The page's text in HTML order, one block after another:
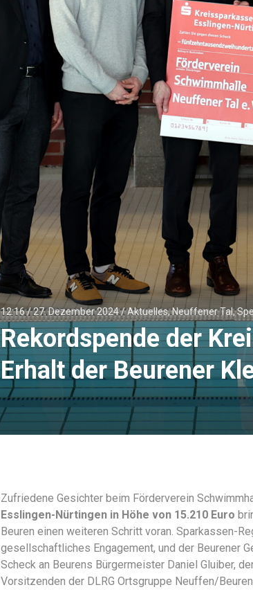
12:16 /27. Dezember 2024/Aktuelles,Neuffener Tal,
Rekordspende der
Erhalt der Beurener
Zufriedene Gesichter beim Förderverein
Esslingen-Nürtingen in Höhe von 15.210 Euro
Beuren einen weiteren Schritt voran. Sparkassen-
gesellschaftliches Engagement, und der Beurener
Scheck an Beurens Bürgermeister Daniel Gluiber,
Vorsitzenden der DLRG Ortsgruppe Neuffen/